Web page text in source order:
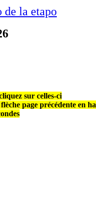
de la etapo
sur celles-ci
page précédente en